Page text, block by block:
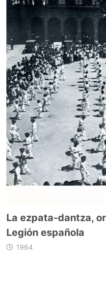
La ezpata-dantza,
Legión española
1964